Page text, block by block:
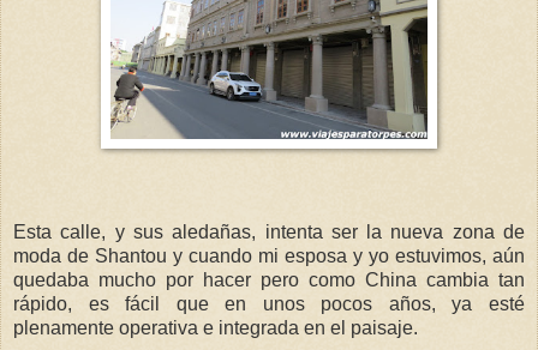
Esta calle, y sus aledañas, intenta ser la nueva zona de
moda de Shantou y cuando mi esposa y yo estuvimos, aún
quedaba mucho por hacer pero como China cambia tan
rápido, es fácil que en unos pocos años, ya esté
plenamente operativa e integrada en el paisaje.